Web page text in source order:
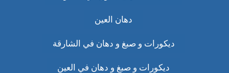
دهان العين
ديكورات و صبغ و دهان في الشارقة
ديكورات و صبغ و دهان في العين